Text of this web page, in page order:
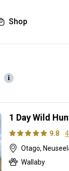
Shop
1 Day Wild
9.8
Otago,
Wallaby